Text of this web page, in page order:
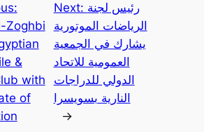
Zoghbi
&
with
of
Next: رئيس لجنة
الرياضات الموتورية
يشارك في الجمعية
العمومية للاتحاد
الدولي للدراجات
النارية بسويسرا
→